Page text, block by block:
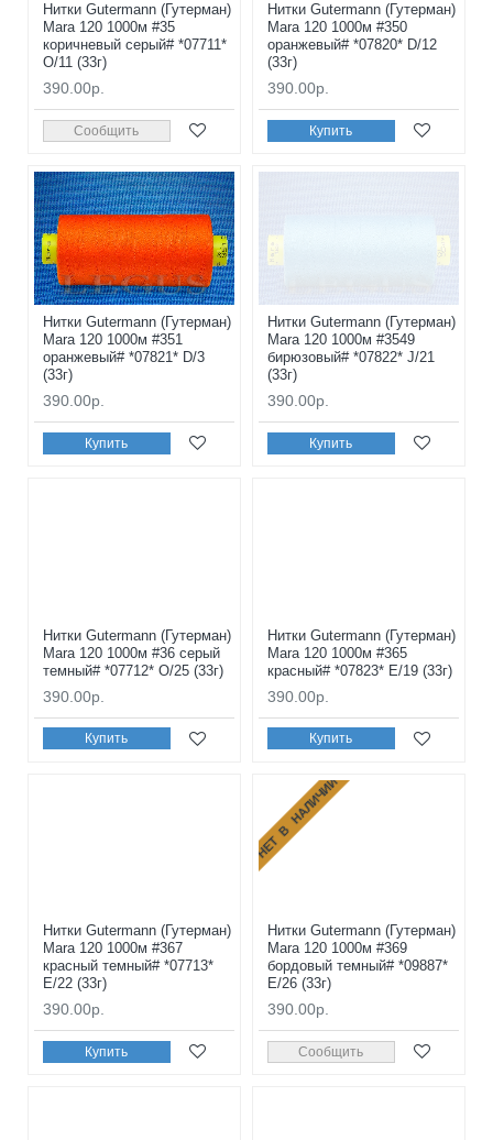
Нитки Gutermann (Гутерман)
Mara 120 1000м #35
коричневый серый# *07711*
O/11 (33г)
390.00р.
Сообщить
Нитки Gutermann (Гутерман)
Mara 120 1000м #350
оранжевый# *07820* D/12
(33г)
390.00р.
Купить
Нитки Gutermann (Гутерман)
Mara 120 1000м #351
оранжевый# *07821* D/3
(33г)
390.00р.
Купить
Нитки Gutermann (Гутерман)
Mara 120 1000м #3549
бирюзовый# *07822* J/21
(33г)
390.00р.
Купить
Нитки Gutermann (Гутерман)
Mara 120 1000м #36 серый
темный# *07712* O/25 (33г)
390.00р.
Купить
Нитки Gutermann (Гутерман)
Mara 120 1000м #365
красный# *07823* E/19 (33г)
390.00р.
Купить
Нитки Gutermann (Гутерман)
Mara 120 1000м #367
красный темный# *07713*
E/22 (33г)
390.00р.
Купить
НЕТ В НАЛИЧИИ
Нитки Gutermann (Гутерман)
Mara 120 1000м #369
бордовый темный# *09887*
E/26 (33г)
390.00р.
Сообщить